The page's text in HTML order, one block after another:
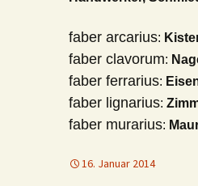
faber arcarius:
faber clavorum:
faber ferrarius:
faber lignarius:
faber murarius:
16. Januar 2014